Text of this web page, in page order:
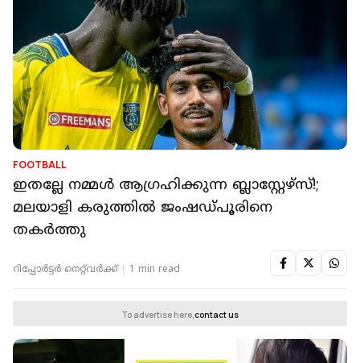
FOOTBALL
ഇതല്ലേ നമ്മൾ ആഗ്രഹിക്കുന്ന ബ്ലാസ്റ്റേഴ്‌സ്!;
മലയാളി കരുത്തിൽ ജംഷഡ്‌പൂരിനെ
തകർത്തു
റിപ്പോർട്ടർ നെറ്റ്‌വര്‍ക്ക്‌ 1 min read
To advertise here,contact us